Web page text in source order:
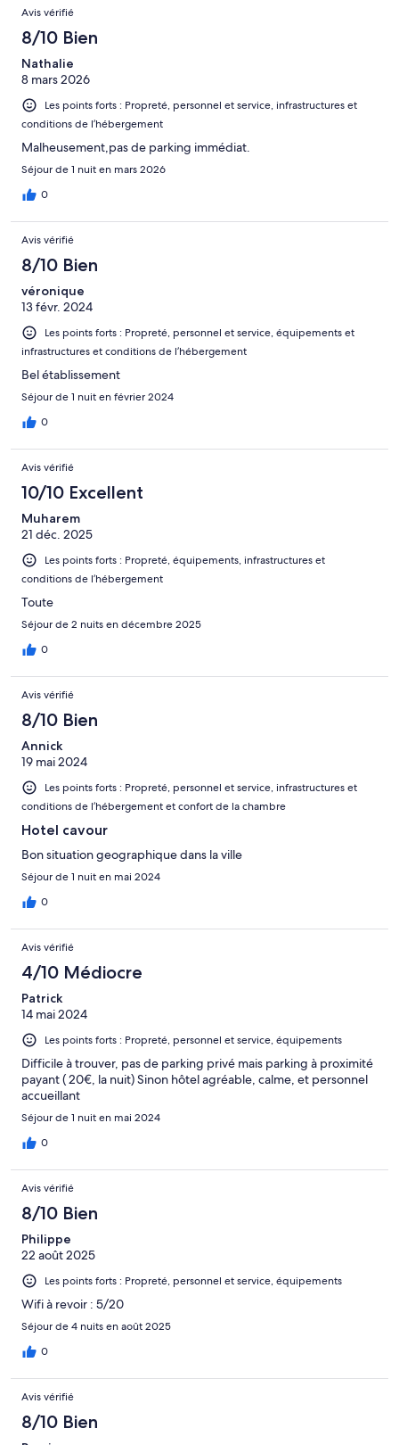
Avis vérifié
8/10 Bien
Nathalie
8 mars 2026
Les points forts : Propreté, personnel et service, infrastructures et
conditions de l’hébergement
Malheusement,pas de parking immédiat.
Séjour de 1 nuit en mars 2026
0
Avis vérifié
8/10 Bien
véronique
13 févr. 2024
Les points forts : Propreté, personnel et service, équipements et
infrastructures et conditions de l’hébergement
Bel établissement
Séjour de 1 nuit en février 2024
0
Avis vérifié
10/10 Excellent
Muharem
21 déc. 2025
Les points forts : Propreté, équipements, infrastructures et
conditions de l’hébergement
Toute
Séjour de 2 nuits en décembre 2025
0
Avis vérifié
8/10 Bien
Annick
19 mai 2024
Les points forts : Propreté, personnel et service, infrastructures et
conditions de l’hébergement et confort de la chambre
Hotel cavour
Bon situation geographique dans la ville
Séjour de 1 nuit en mai 2024
0
Avis vérifié
4/10 Médiocre
Patrick
14 mai 2024
Les points forts : Propreté, personnel et service, équipements
Difficile à trouver, pas de parking privé mais parking à proximité
payant ( 20€, la nuit) Sinon hôtel agréable, calme, et personnel
accueillant
Séjour de 1 nuit en mai 2024
0
Avis vérifié
8/10 Bien
Philippe
22 août 2025
Les points forts : Propreté, personnel et service, équipements
Wifi à revoir : 5/20
Séjour de 4 nuits en août 2025
0
Avis vérifié
8/10 Bien